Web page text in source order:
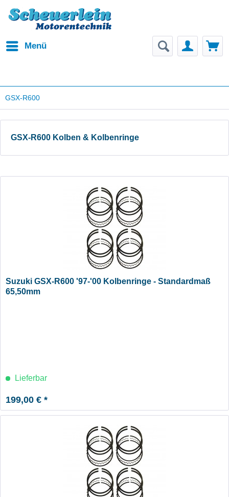
Menü
GSX-R600
GSX-R600 Kolben & Kolbenringe
Suzuki GSX-R600 '97-'00 Kolbenringe - Standardmaß
65,50mm
Lieferbar
199,00 € *